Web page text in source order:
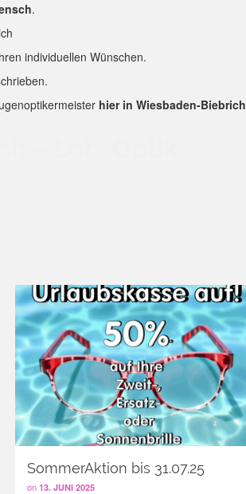
.
individuellen Wünschen.
hier in Wiesbaden-Biebrich
SommerAktion bis 31.07.25
on 13. JUNI 2025